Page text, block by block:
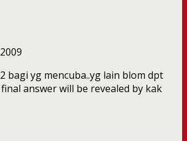
bagi yg mencuba..yg lain blom dpt
answer will be revealed by kak